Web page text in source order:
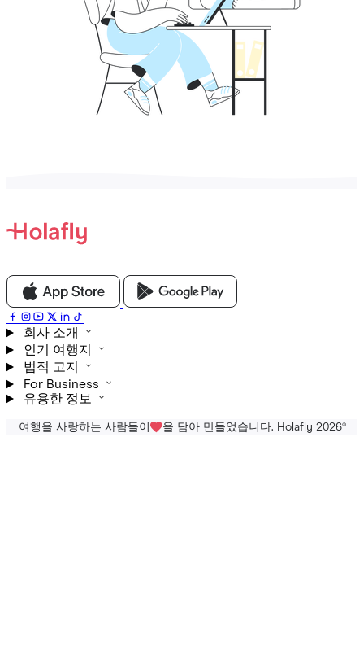
회사 소개
인기 여행지
법적 고지
For Business
유용한 정보
여행을 사랑하는 사람들이 을 담아 만들었습니다. Holafly 2026®